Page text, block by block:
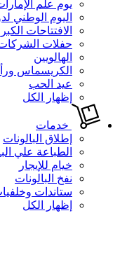
يوم علم
اليوم الوطني
الافتتاحات
حفلات
الهالويين
الكريسماس
عيد الحب
إظهار الكل
خدمات
إطلاق البالونات
الطباعة علي
خيام للإيجار
نفخ البالونات
ستاندات
إظهار الكل